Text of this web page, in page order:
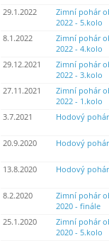
29.1.2022
Zimní pohár
2022 - 5.kolo
8.1.2022
Zimní pohár
2022 - 4.kolo
29.12.2021
Zimní pohár
2022 - 3.kolo
27.11.2021
Zimní pohár
2022 - 1.kolo
3.7.2021 Hodový pohár
20.9.2020 Hodový
13.8.2020 Hodový
8.2.2020
Zimní pohár
2020 - finále
25.1.2020
Zimní pohár
2020 - 5.kolo